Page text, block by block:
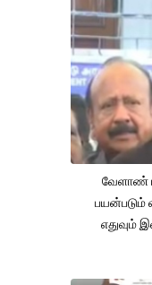
வேளாண்
பயன்படும்
எதுவும்